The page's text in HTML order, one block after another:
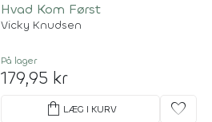
Hvad Kom Først
Vicky Knudsen
På lager
179,95 kr
shopping_bag LÆG I KURV favorite